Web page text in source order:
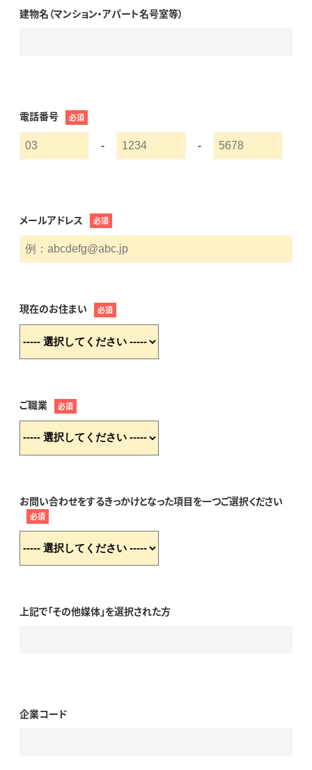
建物名（マンション・アパート名号室等）
電話番号 必須
- -
メールアドレス 必須
現在のお住まい 必須
ご職業 必須
お問い合わせをするきっかけとなった項目を一つご選択ください
必須
上記で「その他媒体」を選択された方
企業コード